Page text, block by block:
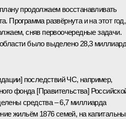
продолжаем восстанавливать
Программа развёрнута и на этот год,
сняв первоочередные задачи.
было выделено 28,3
последствий ЧС, например,
фонда [Правительства]
средства – 6,7 миллиарда
жильём 1876 семей, на